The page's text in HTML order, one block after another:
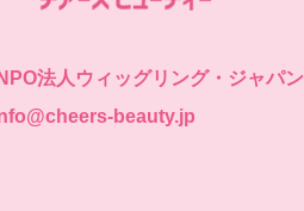
NPO法人ウィッグリング・ジャパン
beauty.jp